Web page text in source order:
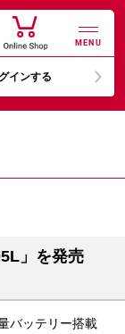
MENU
インする
」を発売
バッテリー搭載